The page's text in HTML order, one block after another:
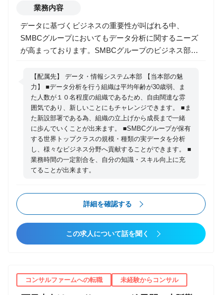
業務内容
データに基づくビジネスの重要性が叫ばれる中、
SMBCグループにおいてもデータ分析に関するニーズ
が高まっております。SMBCグループのビジネス部署
した新たなビジネス創出、課題解決につなげていただ
くことを期待しています。 ■データ分析に関わるビジ
ネス企画〜PoC〜本番実装〜保守 ■機械学習モデルの
開発、システム組み込み、運用保守 ＜案件例＞ 以下
のような事例においてデータ分析等に関する業務をお
任せいたします。 ・リテール：マーケティングにおけ
る顧客ターゲティングための機械学習モデル開発 ・ホ
ールセール：企業間の資金商流図の構築・分析 ・その
他：各種サービスの需要予測 等
【配属先】 データ・情報システム本部 【当本部の魅
力】 ■データ分析を行う組織は平均年齢が30歳弱、ま
た人数が１０名程度の組織であるため、自由闊達な雰
囲気であり、新しいことにもチャレンジできます。 ■ま
た新設部署である為、組織の立上げから成長まで一緒
に歩んでいくことが出来ます。 ■SMBCグループが保有
する世界トップクラスの規模・種類の実データを分析
し、様々なビジネス分野へ貢献することができます。 ■
業務時間の一定割合を、自分の知識・スキル向上に充
てることが出来ます。
詳細を確認する
この求人について話を聞く
コンサルファームへの転職 未経験からコンサル